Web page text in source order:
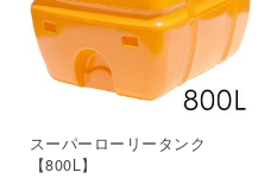
スーパーローリータンク
【800L】